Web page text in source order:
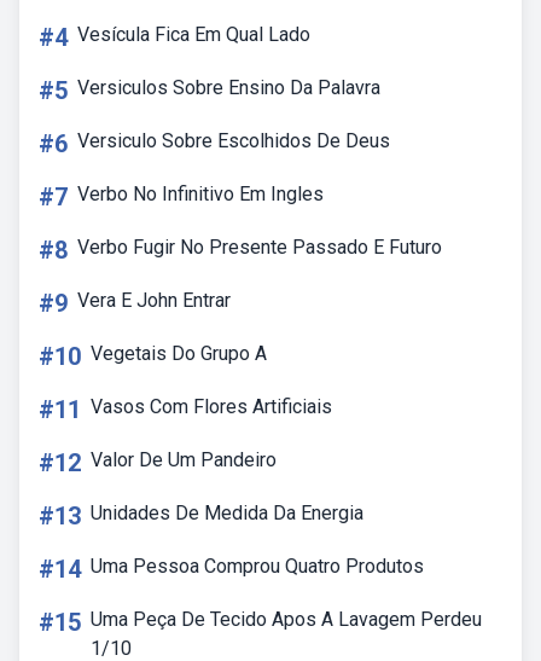
#4 Vesícula Fica Em Qual Lado
#5 Versiculos Sobre Ensino Da Palavra
#6 Versiculo Sobre Escolhidos De Deus
#7 Verbo No Infinitivo Em Ingles
#8 Verbo Fugir No Presente Passado E Futuro
#9 Vera E John Entrar
#10 Vegetais Do Grupo A
#11 Vasos Com Flores Artificiais
#12 Valor De Um Pandeiro
#13 Unidades De Medida Da Energia
#14 Uma Pessoa Comprou Quatro Produtos
#15 Uma Peça De Tecido Apos A Lavagem Perdeu
1/10